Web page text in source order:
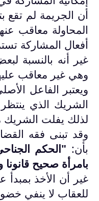
أن الجريمة لم تقع
المحاولة معاقب
أفعال المشاركة
غير أنه بالنسبة
وهي غير معاقب
ويعتبر الفاعل
الشريك الذي
لذلك يفلت
وقد تبنى فقه
بأن: "الحكم
بامرأة صحيح
غير أن الأخذ بمبدأ
للعقاب لا ينفي